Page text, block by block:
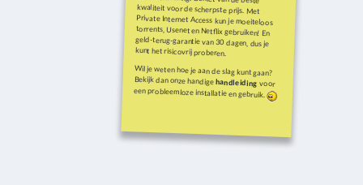
kunt het risicovrij proberen.
Wil je weten hoe je aan de slag kunt gaan?
Bekijk dan onze handigehandleiding voor
een probleemloze installatie en gebruik.